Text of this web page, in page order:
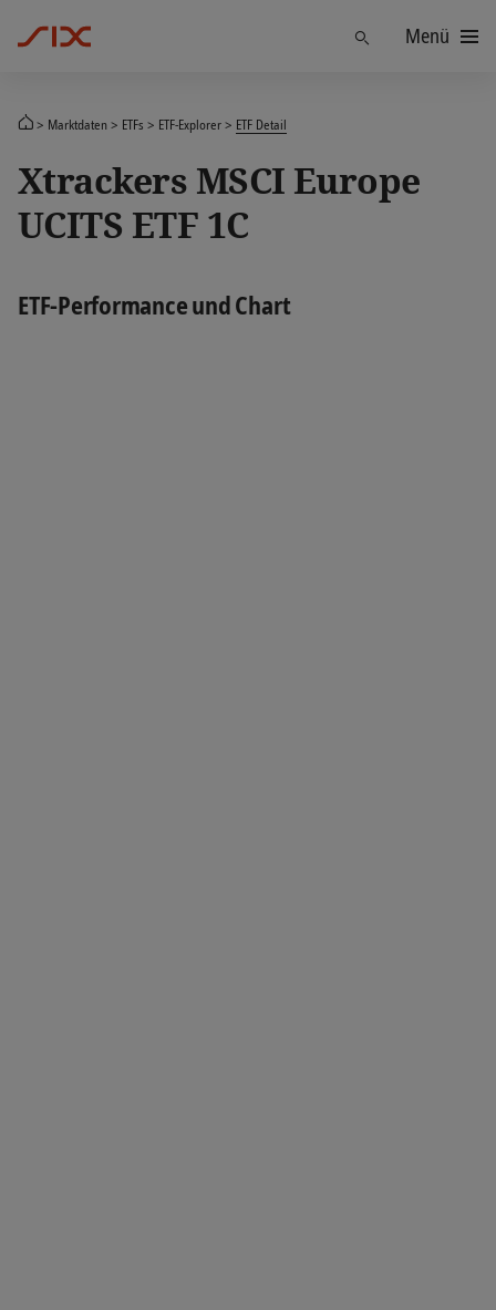
FindenMenü
Marktdaten ETFs ETF-Explorer ETF Detail
Xtrackers MSCI Europe
UCITS ETF 1C
ETF-Performance und Chart